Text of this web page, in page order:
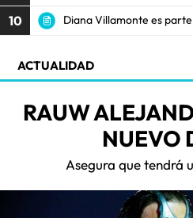
10 Diana Villamonte es
ACTUALIDAD
RAUW
NUEVO
Asegura que tendrá